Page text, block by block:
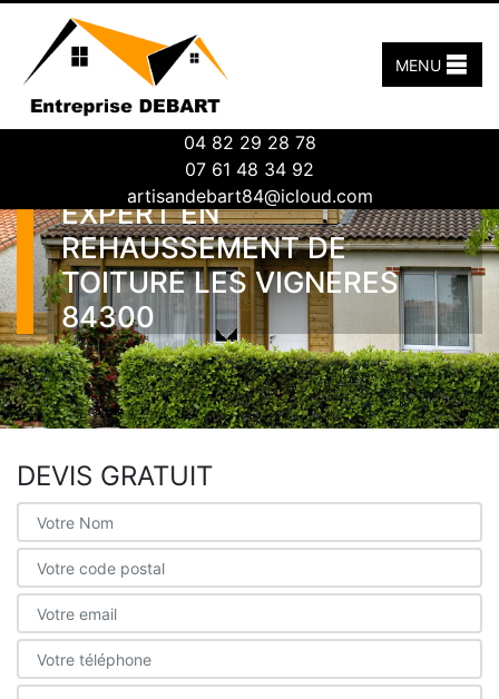
04 82 29 28 78
07 61 48 34 92
artisandebart84@icloud.com
MENU
EXPERT EN
REHAUSSEMENT DE
TOITURE LES VIGNERES
84300
DEVIS GRATUIT